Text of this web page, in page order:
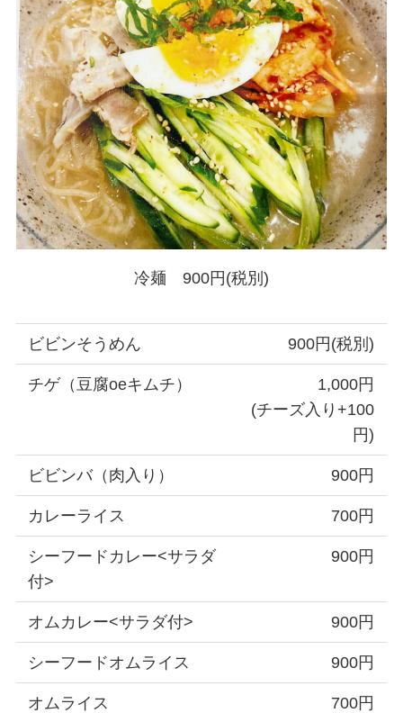
冷麺 900円(税別)
ビビンそうめん 900円(税別)
チゲ（豆腐oeキムチ）
1,000円
(チーズ入り+100
円)
ビビンバ（肉入り） 900円
カレーライス 700円
シーフードカレー<サラダ
付>
900円
オムカレー<サラダ付> 900円
シーフードオムライス 900円
オムライス 700円